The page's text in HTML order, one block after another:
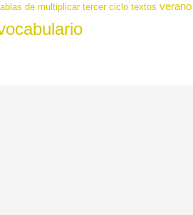
de multiplicar tercer ciclo textos verano